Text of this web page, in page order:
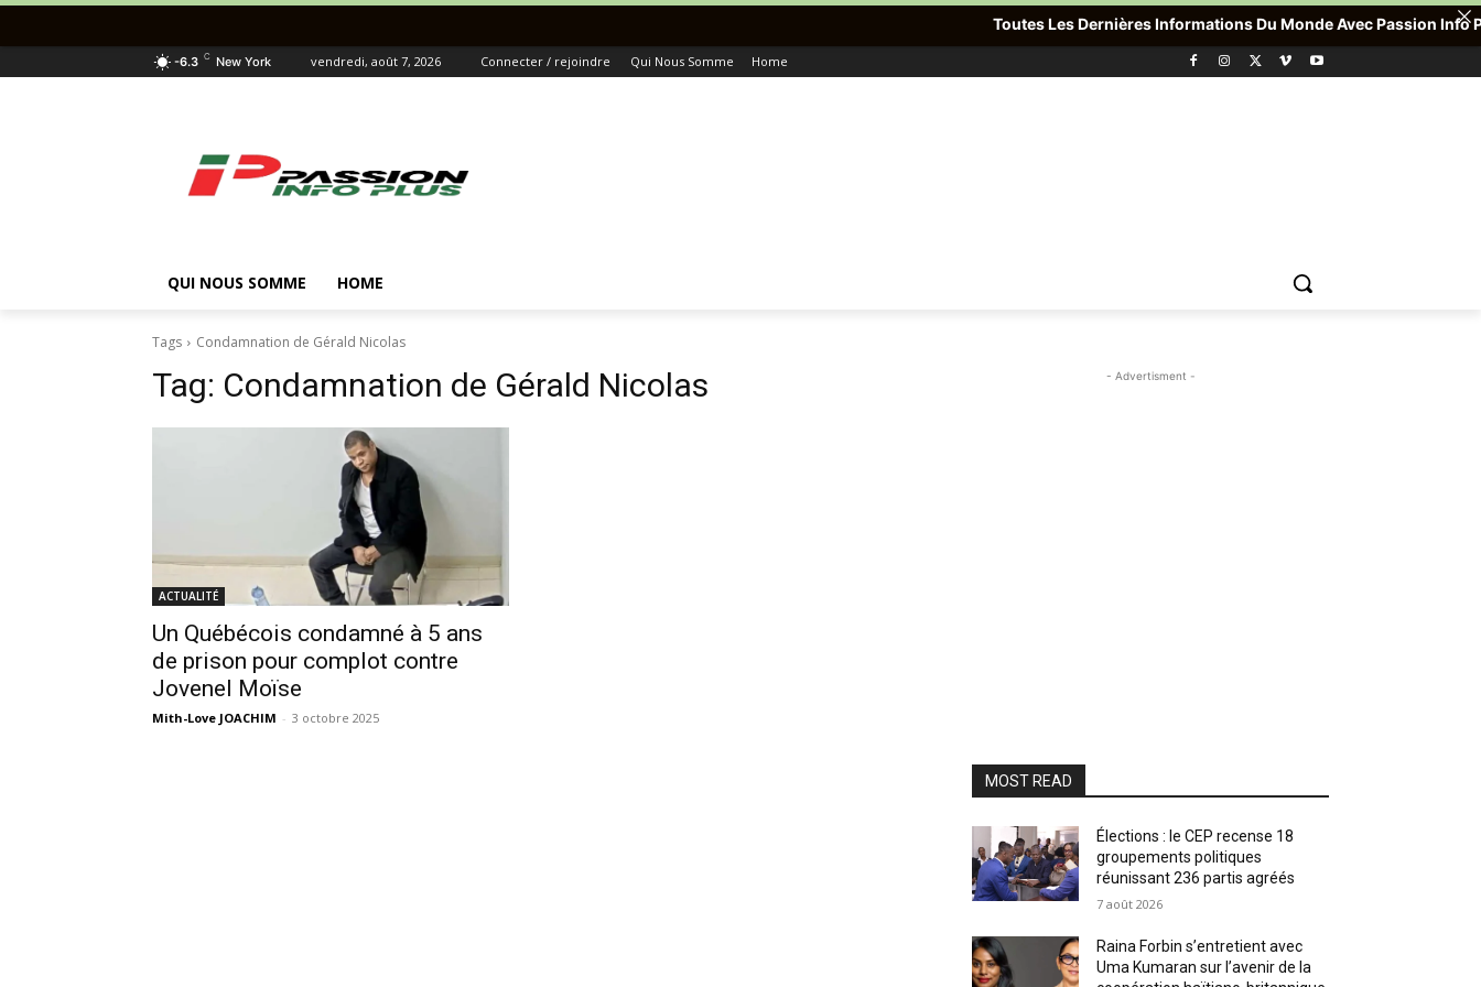
-6.3 C New York vendredi, août 7, 2026 Connecter / rejoindre Qui Nous Somme Home
QUI NOUS SOMME HOME
Tags Condamnation de Gérald Nicolas
Tag: Condamnation de Gérald Nicolas
ACTUALITÉ
Un Québécois condamné à 5 ans
de prison pour complot contre
Jovenel Moïse
Mith-Love JOACHIM - 3 octobre 2025
- Advertisment -
MOST READ
Élections : le CEP recense 18
groupements politiques
réunissant 236 partis agréés
7 août 2026
Raina Forbin s’entretient avec
Uma Kumaran sur l’avenir de la
Toutes Les Dernières Informations Du Monde Avec Passion Info